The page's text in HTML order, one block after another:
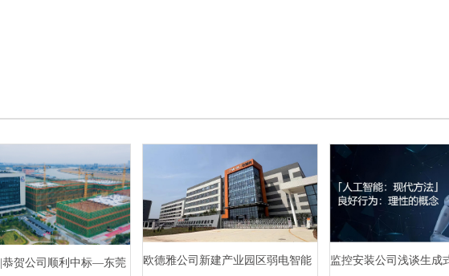
恭贺公司顺利中标—东莞 欧德雅公司新建产业园区弱电智能 监控安装公司浅谈生成